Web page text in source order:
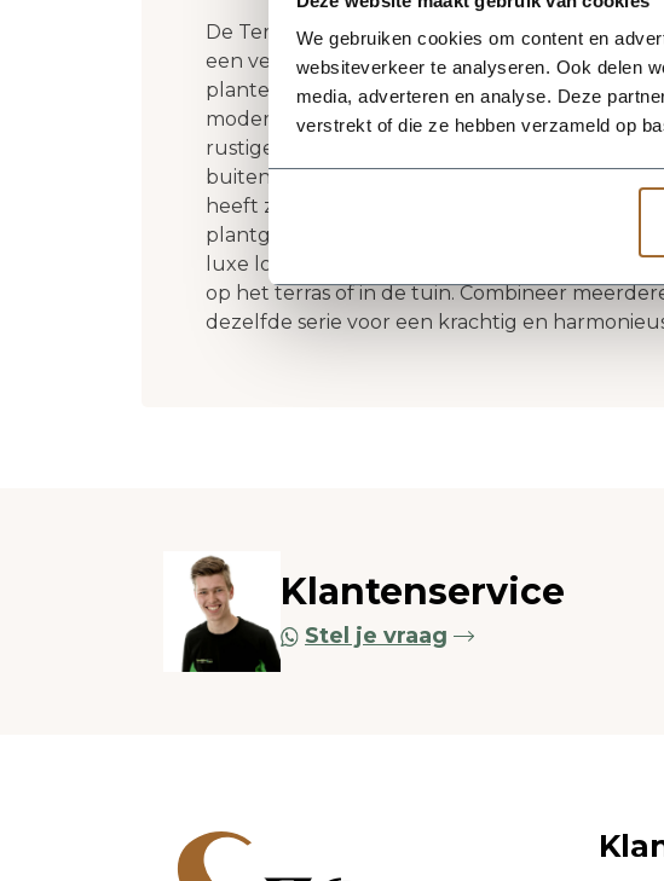
We gebruiken cookies om content en
websiteverkeer te analyseren. Ook delen
media, adverteren en analyse. Deze
verstrekt of die ze hebben verzameld op
De Terreno Elena 90 - Earth van Luca
een verzorgde uitstraling in elke ruimte.
plantenbak een herkenbaar silhouet dat mooi
moderne als natuurlijke interieurs. De kleur
rustige, stijlvolle basis en laat groen extra
buitenformaat is 90 x 90 x 57 cm, waardoor
heeft zonder zijn elegante vorm te verliezen.
plantgat Ø73 en inhoud 280 liter. De
luxe look en maakt deze plantenbak geschikt
op het terras of in de tuin. Combineer
dezelfde serie voor een krachtig en
Klantenservice
Stel je vraag